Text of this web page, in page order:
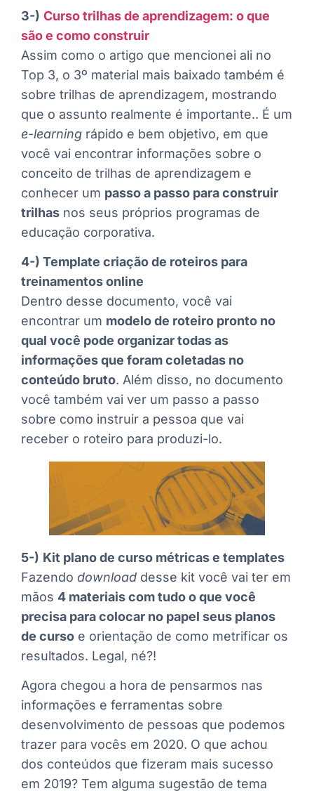
3-) Curso trilhas de aprendizagem: o que
são e como construir
Assim como o artigo que mencionei ali no
Top 3, o 3º material mais baixado também é
sobre trilhas de aprendizagem, mostrando
que o assunto realmente é importante.. É um
e-learning rápido e bem objetivo, em que
você vai encontrar informações sobre o
conceito de trilhas de aprendizagem e
conhecer um passo a passo para construir
trilhas nos seus próprios programas de
educação corporativa.
4-) Template criação de roteiros para
treinamentos online
Dentro desse documento, você vai
encontrar um modelo de roteiro pronto no
qual você pode organizar todas as
informações que foram coletadas no
conteúdo bruto. Além disso, no documento
você também vai ver um passo a passo
sobre como instruir a pessoa que vai
receber o roteiro para produzi-lo.
5-) Kit plano de curso métricas e templates
Fazendo download desse kit você vai ter em
mãos 4 materiais com tudo o que você
precisa para colocar no papel seus planos
de curso e orientação de como metrificar os
resultados. Legal, né?!
Agora chegou a hora de pensarmos nas
informações e ferramentas sobre
desenvolvimento de pessoas que podemos
trazer para vocês em 2020. O que achou
dos conteúdos que fizeram mais sucesso
em 2019? Tem alguma sugestão de tema